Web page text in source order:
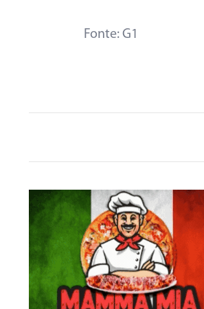
Fonte: G1